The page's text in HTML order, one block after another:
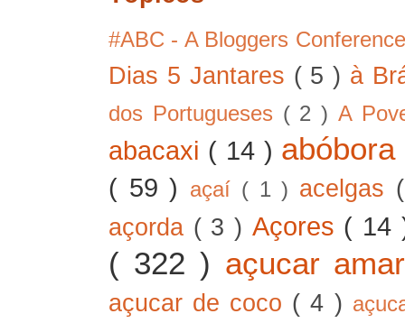
#ABC - A Bloggers
Dias 5 Jantares ( 5 ) à
dos Portugueses ( 2 )A
abacaxi ( 14 )
( 59 ) açaí ( 1 ) acelgas
açorda ( 3 ) Açores (
( 322 ) açucar
açucar de coco ( 4 )